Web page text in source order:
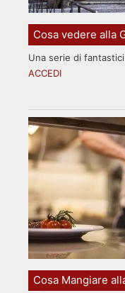
Cosa vedere alla
Una serie di
ACCEDI
Cosa Mangiare